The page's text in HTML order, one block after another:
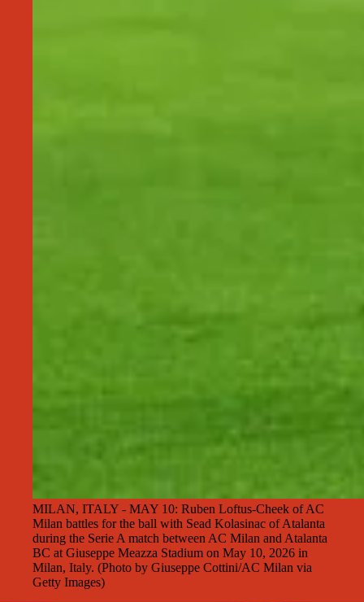
MILAN, ITALY - MAY 10: Ruben Loftus-Cheek of AC
Milan battles for the ball with Sead Kolasinac of Atalanta
during the Serie A match between AC Milan and Atalanta
BC at Giuseppe Meazza Stadium on May 10, 2026 in
Milan, Italy. (Photo by Giuseppe Cottini/AC Milan via
Getty Images)